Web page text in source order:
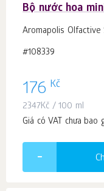
Bộ nước hoa
Aromapolis Olfactive
#108339
176 Kč
2347Kč / 100 ml
Giá có VAT chưa bao